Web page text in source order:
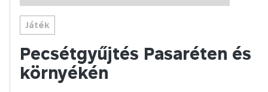
Játék
Pecsétgyűjtés Pasaréten és
környékén